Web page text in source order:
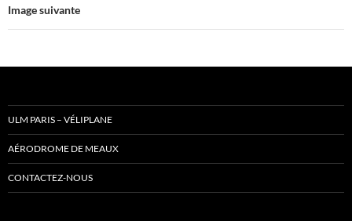
Image suivante
ULM PARIS – VÉLIPLANE
AÉRODROME DE MEAUX
CONTACTEZ-NOUS